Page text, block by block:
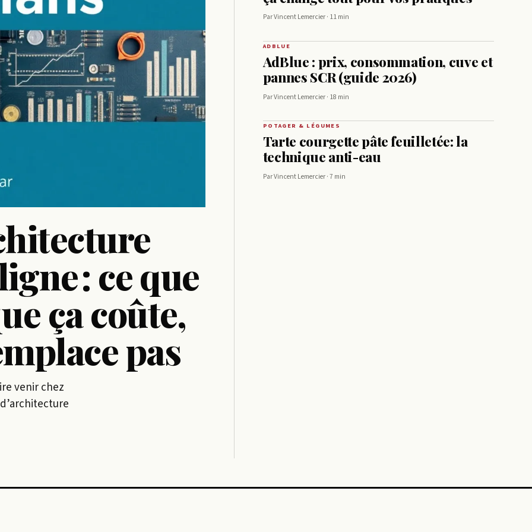
: ce que
ça coûte,
pas
venir chez
Par Vincent Lemercier · 11 min
ADBLUE
AdBlue : prix, consommation, cuve et
pannes SCR (guide 2026)
Par Vincent Lemercier · 18 min
POTAGER & LÉGUMES
Tarte courgette pâte feuilletée: la
technique anti-eau
Par Vincent Lemercier · 7 min